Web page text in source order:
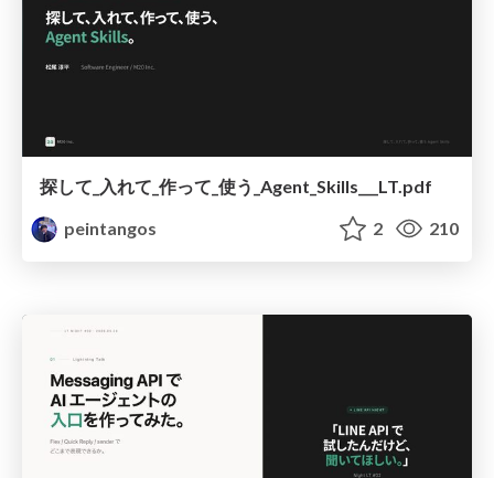
探して_入れて_作って_使う_Agent_Skills___LT.pdf
peintangos
2 210